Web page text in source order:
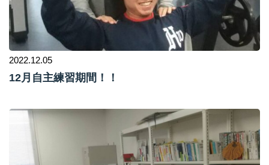
2022.12.05
12月自主練習期間！！